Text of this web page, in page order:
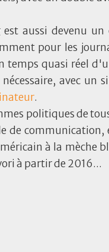
aussi devenu
pour les
temps quasi réel
avec un
.
politiques de
de communication,
à la mèche
à partir de 2016...